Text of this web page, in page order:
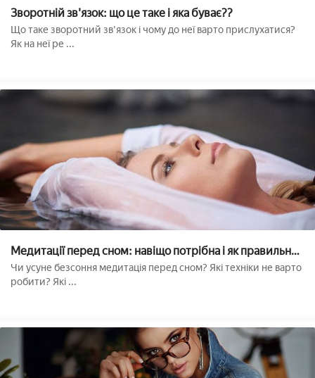
Зворотній зв'язок: що це таке і яка буває??
Що таке зворотний зв'язок і чому до неї варто прислухатися?
Як на неї ре ...
Медитації перед сном: навіщо потрібна і як правильно
робити??
Чи усуне безсоння медитація перед сном? Які техніки не варто
робити? Які ...